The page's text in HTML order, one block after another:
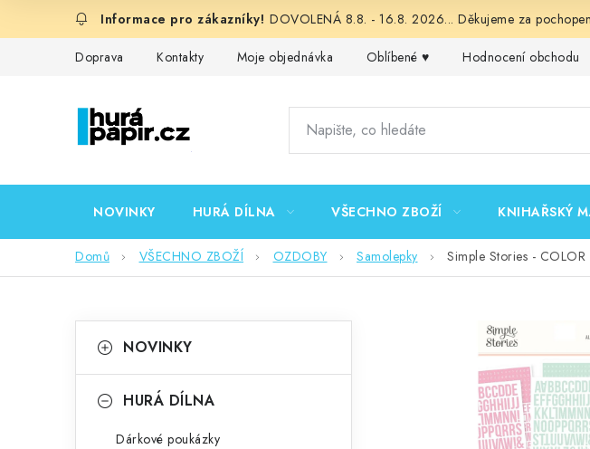
DOVOLENÁ 8.8. - 16.8. 2026... Děkujeme za
Doprava Kontakty Moje objednávka Oblíbené ♥️ Hodnocení obchodu
NOVINKY HURÁ DÍLNA VŠECHNO ZBOŽÍ KNIHAŘSKÝ
Domů VŠECHNO ZBOŽÍ OZDOBY Samolepky Simple Stories -
okategorie
a
NOVINKY
HURÁ DÍLNA
Dárkové poukázky